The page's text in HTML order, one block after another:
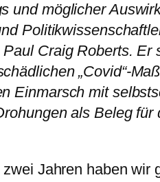
und möglicher
Craig Roberts. Er
„Covid“-
Einmarsch mit
als Beleg
Jahren haben wir